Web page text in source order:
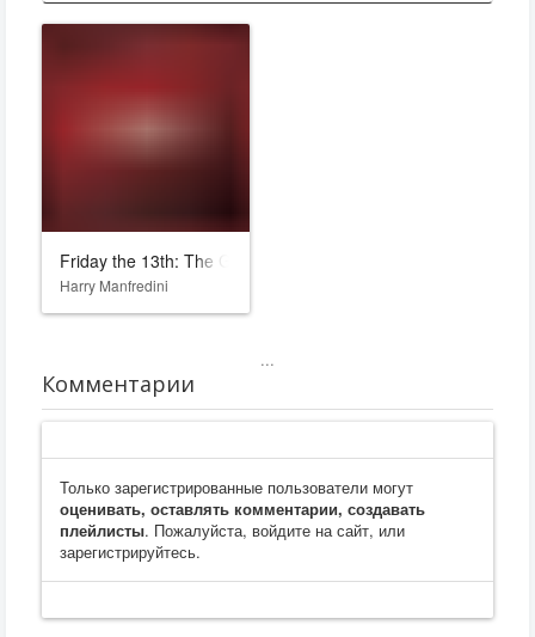
Friday the 13th: The Game
Harry Manfredini
...
Комментарии
Только зарегистрированные пользователи могут
оценивать, оставлять комментарии, создавать
плейлисты. Пожалуйста, войдите на сайт, или
зарегистрируйтесь.